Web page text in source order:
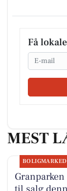
Få
Email
MEST
BOLIGMARKED